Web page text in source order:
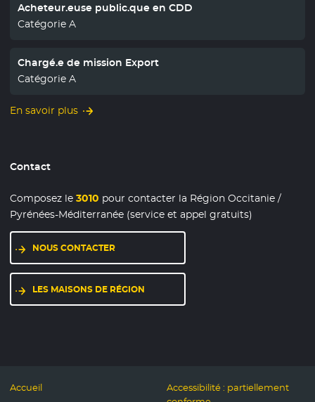
Acheteur.euse public.que en CDD
Catégorie A
Chargé.e de mission Export
Catégorie A
En savoir plus
Contact
Composez le3010 pour contacter la Région Occitanie /
Pyrénées-Méditerranée (service et appel gratuits)
NOUS CONTACTER
LES MAISONS DE RÉGION
Accueil
Accessibilité : partiellement